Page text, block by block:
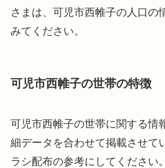
さまは、可児市西帷子の人口の
みてください。
可児市西帷子の世帯の特徴
可児市西帷子の世帯に関する情
細データを合わせて掲載させて
ラシ配布の参考にしてください。